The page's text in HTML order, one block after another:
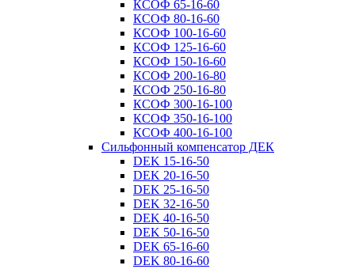
КСОФ 65-16-60
КСОФ 80-16-60
КСОФ 100-16-60
КСОФ 125-16-60
КСОФ 150-16-60
КСОФ 200-16-80
КСОФ 250-16-80
КСОФ 300-16-100
КСОФ 350-16-100
КСОФ 400-16-100
Сильфонный компенсатор ДЕК
DEK 15-16-50
DEK 20-16-50
DEK 25-16-50
DEK 32-16-50
DEK 40-16-50
DEK 50-16-50
DEK 65-16-60
DEK 80-16-60